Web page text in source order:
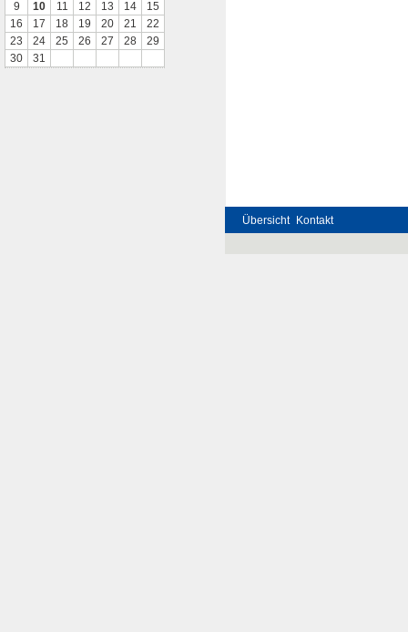
9
10 11 12 13 14
15
16
17 18 19 20 21
22
23
24 25 26 27 28
29
30
31
Übersicht Kontakt